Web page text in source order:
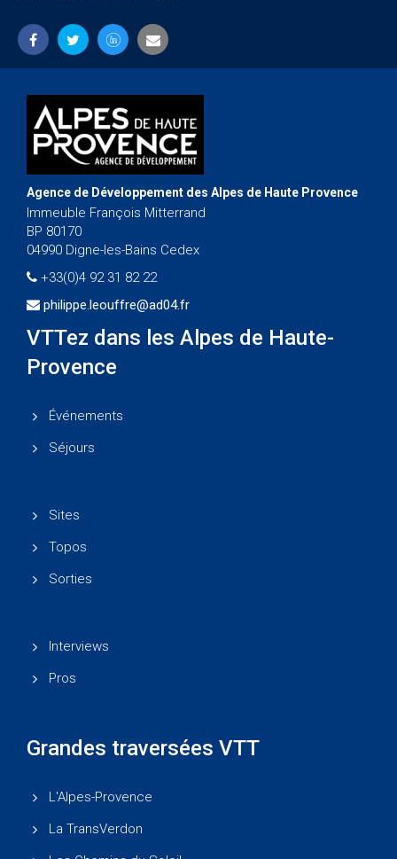
Agence de Développement des Alpes de Haute Provence
Immeuble François Mitterrand
BP 80170
04990 Digne-les-Bains Cedex
+33(0)4 92 31 82 22
philippe.leouffre@ad04.fr
VTTez dans les Alpes de Haute-
Provence
Événements
Séjours
Sites
Topos
Sorties
Interviews
Pros
Grandes traversées VTT
L'Alpes-Provence
La TransVerdon